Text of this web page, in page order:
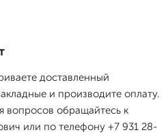
доставленный
и производите оплату.
вопросов обращайтесь к
или по телефону +7 931 28-